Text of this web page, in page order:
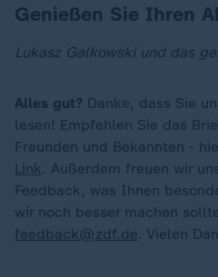
Genießen Sie Ihren
Lukasz Galkowski und das
Alles gut? Danke, dass Sie
lesen! Empfehlen Sie das
Freunden und Bekannten -
Link. Außerdem freuen wir
Feedback, was Ihnen
wir noch besser machen
feedback@zdf.de. Vielen